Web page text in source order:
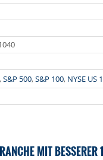
,S&P 500,S&P 100, NYSE US
MIT BESSERER